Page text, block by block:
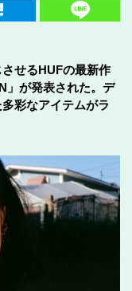
せるHUFの最新作
」が発表された。デ
彩なアイテムがラ